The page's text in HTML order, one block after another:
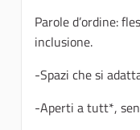
Parole d’ordine:
inclusione.
-Spazi che si
-Aperti a tutt*,